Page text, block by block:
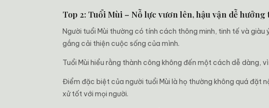
Top 2: Tuổi Mùi – Nỗ lực vươn lên, hậu vận dễ hưởng
Người tuổi Mùi thường có tính cách thông minh, tinh tế và giàu
gắng cải thiện cuộc sống của mình.
Tuổi Mùi hiểu rằng thành công không đến một cách dễ dàng,
Điểm đặc biệt của người tuổi Mùi là họ thường không quá đặt
xử tốt với mọi người.